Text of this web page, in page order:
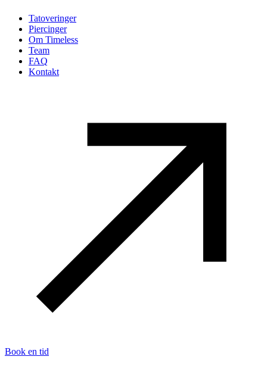
Tatoveringer
Piercinger
Om Timeless
Team
FAQ
Kontakt
Book en tid